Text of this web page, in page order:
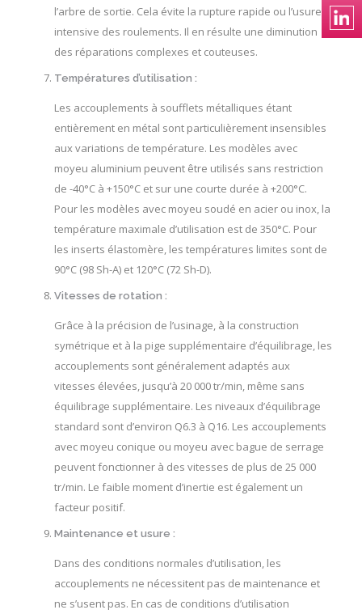
l’arbre de sortie. Cela évite la rupture rapide ou l’usure
intensive des roulements. Il en résulte une diminution
des réparations complexes et couteuses.
Températures d’utilisation :
Les accouplements à soufflets métalliques étant
entièrement en métal sont particulièrement insensibles
aux variations de température. Les modèles avec
moyeu aluminium peuvent être utilisés sans restriction
de -40°C à +150°C et sur une courte durée à +200°C.
Pour les modèles avec moyeu soudé en acier ou inox, la
température maximale d’utilisation est de 350°C. Pour
les inserts élastomère, les températures limites sont de
90°C (98 Sh-A) et 120°C (72 Sh-D).
Vitesses de rotation :
Grâce à la précision de l’usinage, à la construction
symétrique et à la pige supplémentaire d’équilibrage, les
accouplements sont généralement adaptés aux
vitesses élevées, jusqu’à 20 000 tr/min, même sans
équilibrage supplémentaire. Les niveaux d’équilibrage
standard sont d’environ Q6.3 à Q16. Les accouplements
avec moyeu conique ou moyeu avec bague de serrage
peuvent fonctionner à des vitesses de plus de 25 000
tr/min. Le faible moment d’inertie est également un
facteur positif.
Maintenance et usure :
Dans des conditions normales d’utilisation, les
accouplements ne nécessitent pas de maintenance et
ne s’usent pas. En cas de conditions d’utilisation